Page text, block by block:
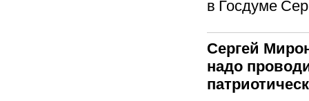
в Госдуме
Сергей
надо